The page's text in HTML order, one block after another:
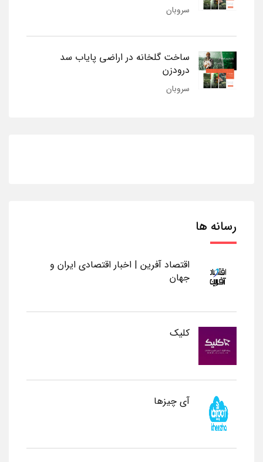
سروبان
ساخت گلخانه در اراضی پایاب سد
درودزن
سروبان
رسانه ها
اقتصاد آفرین | اخبار اقتصادی ایران و
جهان
کلیک
آی چیزها